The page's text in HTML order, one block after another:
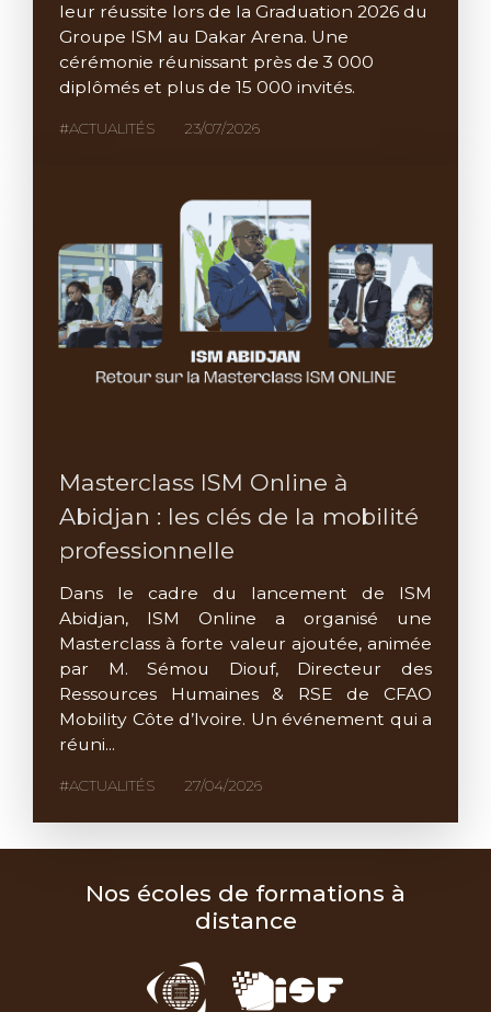
leur réussite lors de la Graduation 2026 du
Groupe ISM au Dakar Arena. Une
cérémonie réunissant près de 3 000
diplômés et plus de 15 000 invités.
#ACTUALITÉS 23/07/2026
Masterclass ISM Online à
Abidjan : les clés de la mobilité
professionnelle
Dans le cadre du lancement de ISM
Abidjan, ISM Online a organisé une
Masterclass à forte valeur ajoutée, animée
par M. Sémou Diouf, Directeur des
Ressources Humaines & RSE de CFAO
Mobility Côte d’Ivoire. Un événement qui a
réuni...
#ACTUALITÉS 27/04/2026
Nos écoles de formations à
distance